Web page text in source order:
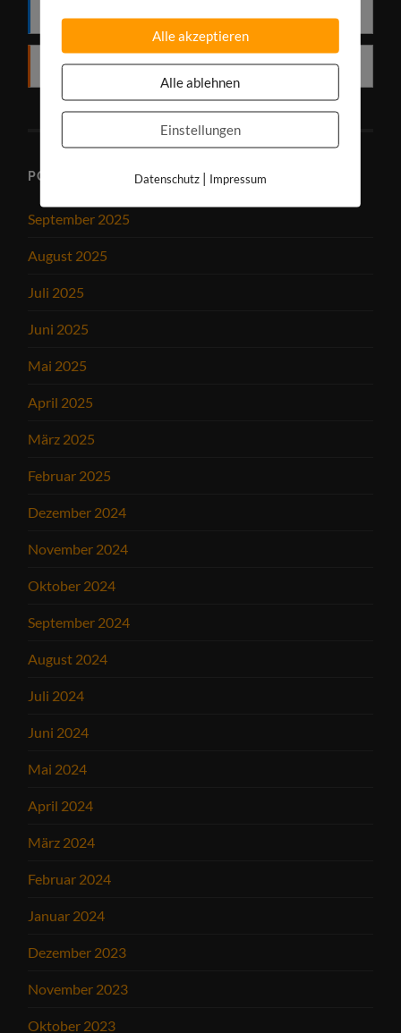
RSS
PODCAST-ARCHIV
September 2025
August 2025
Juli 2025
Juni 2025
Mai 2025
April 2025
März 2025
Februar 2025
Dezember 2024
November 2024
Oktober 2024
September 2024
August 2024
Juli 2024
Juni 2024
Mai 2024
April 2024
März 2024
Februar 2024
Januar 2024
Dezember 2023
November 2023
Oktober 2023
Alle akzeptieren
Alle ablehnen
Einstellungen
Datenschutz| Impressum